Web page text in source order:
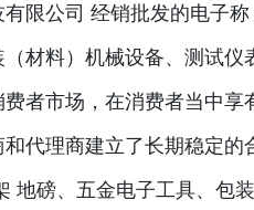
限公司 经销批发的电子
材料）机械设备、测试仪
者市场，在消费者当中享
代理商建立了长期稳定的
地磅、五金电子工具、包